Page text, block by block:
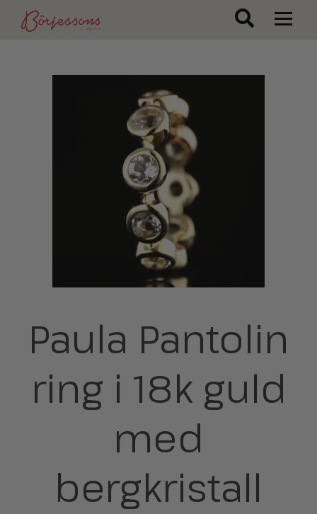
Paula Pantolin
ring i 18k guld
med
bergkristall